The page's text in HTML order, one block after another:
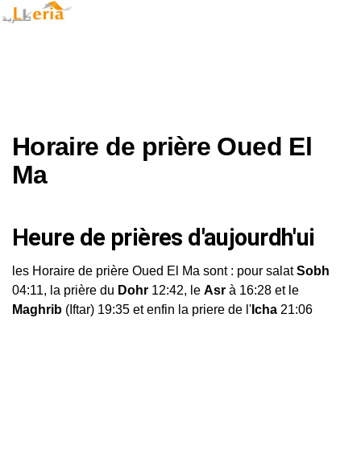
Horaire de prière Oued El
Ma
Heure de prières d'aujourdh'ui
les Horaire de prière Oued El Ma sont : pour salatSobh
04:11, la prière du Dohr 12:42, le Asr à 16:28 et le
Maghrib (Iftar) 19:35 et enfin la priere de l' Icha 21:06